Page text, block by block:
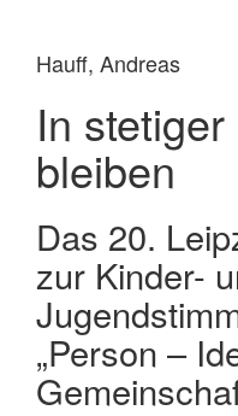
Hauff, Andreas
In
bleiben
Das 20.
zur Kinder-
„Person –